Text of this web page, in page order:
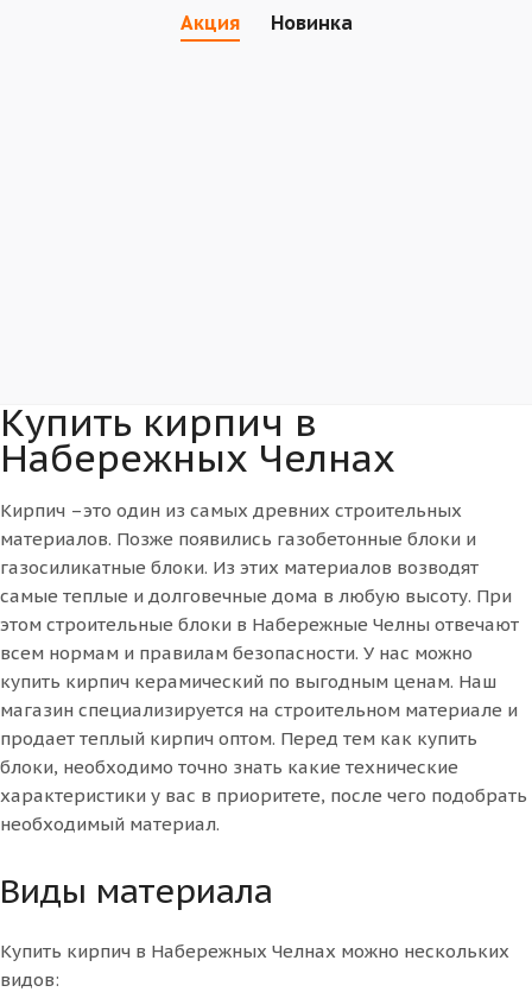
Акция Новинка
Купить кирпич в
Набережных Челнах
Кирпич –это один из самых древних строительных
материалов. Позже появились газобетонные блоки и
газосиликатные блоки. Из этих материалов возводят
самые теплые и долговечные дома в любую высоту. При
этом строительные блоки в Набережные Челны отвечают
всем нормам и правилам безопасности. У нас можно
купить кирпич керамический по выгодным ценам. Наш
магазин специализируется на строительном материале и
продает теплый кирпич оптом. Перед тем как купить
блоки, необходимо точно знать какие технические
характеристики у вас в приоритете, после чего подобрать
необходимый материал.
Виды материала
Купить кирпич в Набережных Челнах можно нескольких
видов: